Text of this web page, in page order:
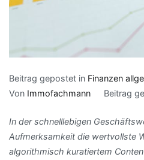
Beitrag gepostet in Finanzen
Von Immofachmann Beitrag
In der schnelllebigen
Aufmerksamkeit die wertvollste
algorithmisch kuratiertem